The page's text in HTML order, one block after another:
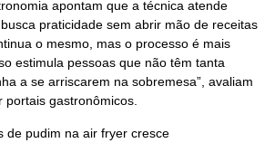
apontam que a técnica atende
praticidade sem abrir mão de receitas
o mesmo, mas o processo é mais
estimula pessoas que não têm tanta
a se arriscarem na sobremesa”, avaliam
gastronômicos.
de pudim na air fryer cresce